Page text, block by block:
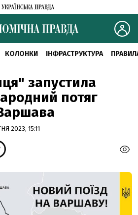
КОЛОНКИ ІНФРАСТРУКТУРА
запустила
потяг
2023, 15:11